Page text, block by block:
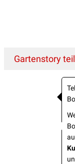
Gartenstory